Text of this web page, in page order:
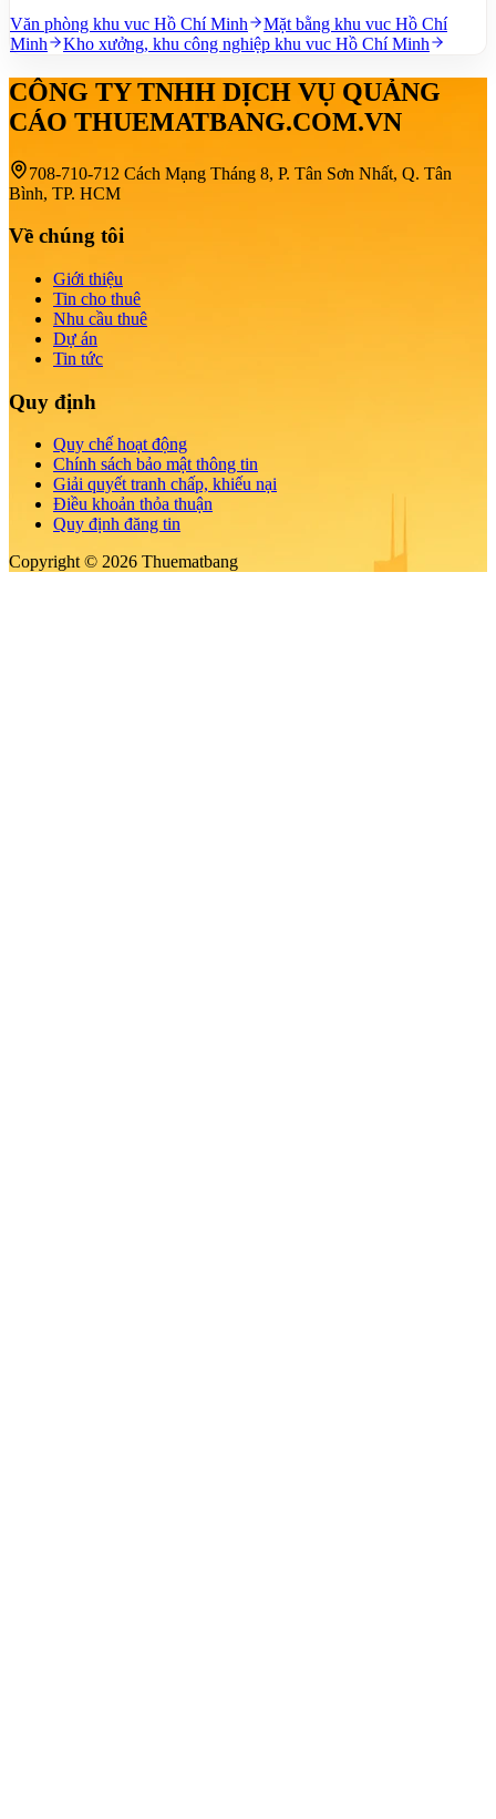
Văn phòng khu vuc Hồ Chí Minh
Mặt bằng khu vuc Hồ Chí
Minh
Kho xưởng, khu công nghiệp khu vuc Hồ Chí Minh
CÔNG TY TNHH DỊCH VỤ QUẢNG
CÁO THUEMATBANG.COM.VN
708-710-712 Cách Mạng Tháng 8, P. Tân Sơn Nhất, Q. Tân
Bình, TP. HCM
Về chúng tôi
Giới thiệu
Tin cho thuê
Nhu cầu thuê
Dự án
Tin tức
Quy định
Quy chế hoạt động
Chính sách bảo mật thông tin
Giải quyết tranh chấp, khiếu nại
Điều khoản thỏa thuận
Quy định đăng tin
Copyright © 2026 Thuematbang